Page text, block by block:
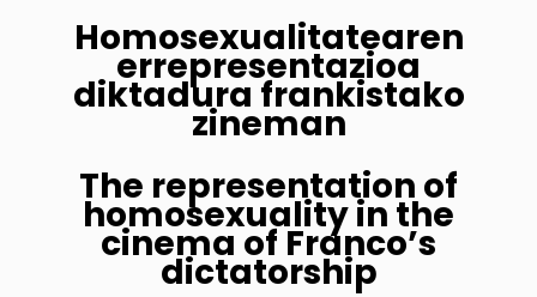
Homosexualitatearen
errepresentazioa
diktadura frankistako
zineman
The representation of
homosexuality in the
cinema of Franco’s
dictatorship